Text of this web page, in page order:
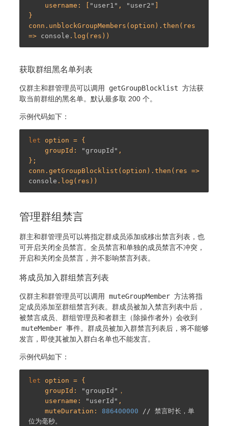
    username: [
"user1" , "user2"
}
conn.unblockGroupMembers(option).then(res
=> console
获取群组黑名单列表
仅群主和群管理员可以调用 getGroupBlocklist 方法获
取当前群组的黑名单。默认最多取 200 个。
示例代码如下：
let option = {
    groupId:
"groupId" ,
};
console
管理群组禁言
群主和群管理员可以将指定群成员添加或移出禁言列表，也
可开启关闭全员禁言。全员禁言和单独的成员禁言不冲突，
开启和关闭全员禁言，并不影响禁言列表。
将成员加入群组禁言列表
仅群主和群管理员可以调用 muteGroupMember 方法将指
定成员添加至群组禁言列表。群成员被加入禁言列表中后，
被禁言成员、群组管理员和者群主（除操作者外）会收到
muteMember 事件。群成员被加入群禁言列表后，将不能够
发言，即使其被加入群白名单也不能发言。
示例代码如下：
let option = {
    groupId:
"groupId" ，
    username:
"userId" ,
    muteDuration:
886400000
// 禁言时长，单
位为毫秒。